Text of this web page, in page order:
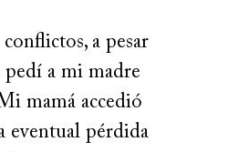
a pesar
pedí a mi madre
mamá accedió
eventual pérdida